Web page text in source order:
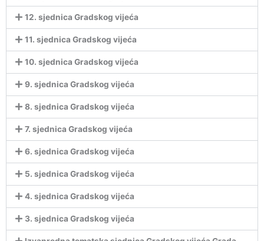
12. sjednica Gradskog vijeća
11. sjednica Gradskog vijeća
10. sjednica Gradskog vijeća
9. sjednica Gradskog vijeća
8. sjednica Gradskog vijeća
7. sjednica Gradskog vijeća
6. sjednica Gradskog vijeća
5. sjednica Gradskog vijeća
4. sjednica Gradskog vijeća
3. sjednica Gradskog vijeća